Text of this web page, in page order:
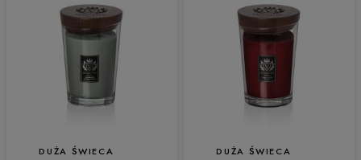
DUŻA ŚWIECA DUŻA ŚWIECA